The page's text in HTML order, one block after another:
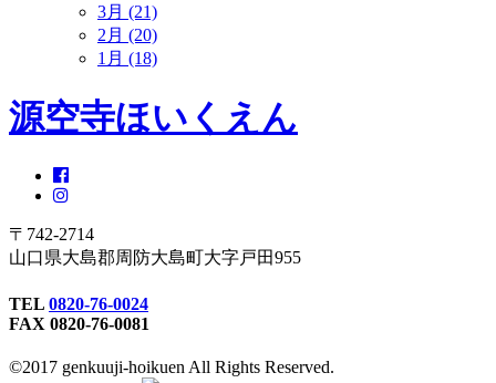
3月 (21)
2月 (20)
1月 (18)
源空寺ほいくえん
〒742-2714
山口県大島郡周防大島町大字戸田955
TEL 0820-76-0024
FAX 0820-76-0081
©2017 genkuuji-hoikuen All Rights Reserved.